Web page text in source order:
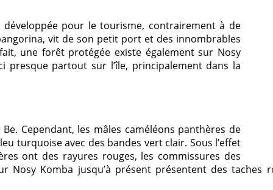
pour le tourisme, contrairement à de
vit de son petit port et des innombrables
une forêt protégée existe également sur Nosy
presque partout sur l’île, principalement dans la
Cependant, les mâles caméléons panthères de
turquoise avec des bandes vert clair. Sous l’effet
ont des rayures rouges, les commissures des
Nosy Komba jusqu’à présent présentent des